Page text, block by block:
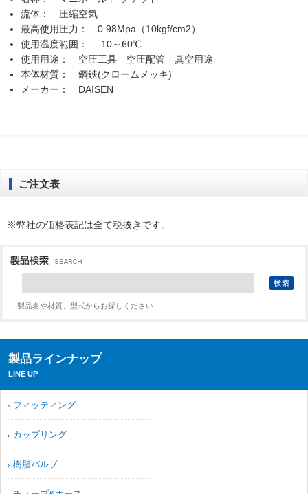
流体： 圧縮空気
最高使用圧力： 0.98Mpa（10kgf/cm2）
使用温度範囲： -10～60℃
使用用途： 空圧工具 空圧配管 真空用途
本体材質： 鋼鉄(クロームメッキ)
メーカー： DAISEN
ご注文表
※弊社の価格表記は全て税抜きです。
製品名や材質、型式からお探しください
製品ラインナップ
LINE UP
フィッティング
カップリング
樹脂バルブ